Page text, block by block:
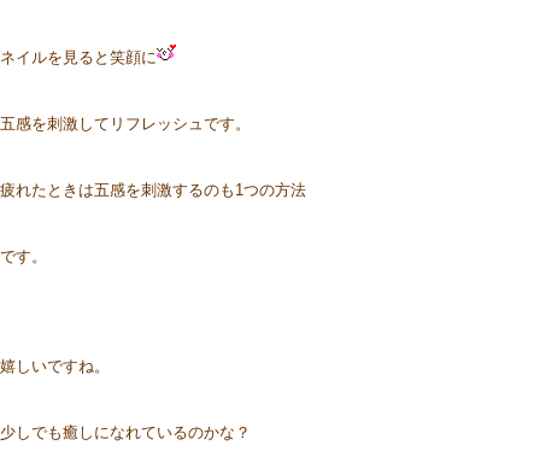
ネイルを見ると笑顔に
五感を刺激してリフレッシュです。
疲れたときは五感を刺激するのも1つの方法
です。
嬉しいですね。
少しでも癒しになれているのかな？